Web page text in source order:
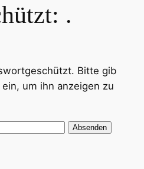
.
Bitte gib
um ihn anzeigen zu